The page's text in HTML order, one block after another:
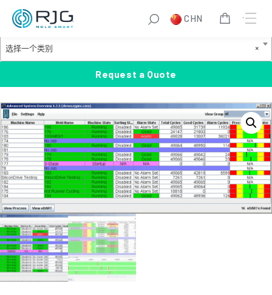
内
容
CHN
a
Product Categories
选
择
个
类
别
×
选择一个类别
Request a Quote